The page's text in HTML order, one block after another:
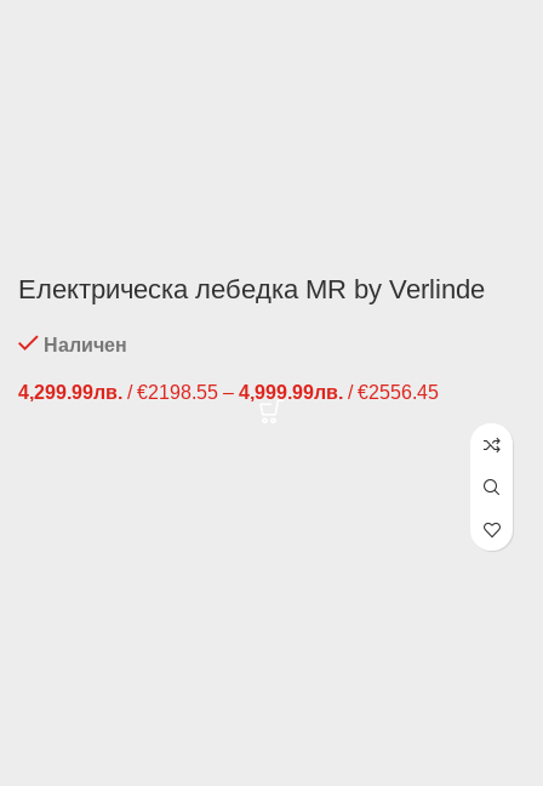
Електрическа лебедка MR by Verlinde
Наличен
4,299.99лв. / €2198.55 – 4,999.99лв. / €2556.45
4,299.99лв.
through
/ €2556.45